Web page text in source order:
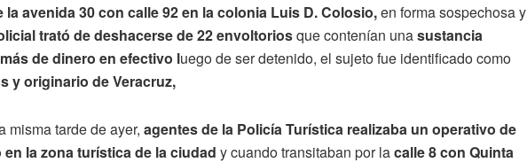
avenida 30 con calle 92 en la colonia Luis D. Colosio,en forma sospechosa y
trató de deshacerse de 22 envoltoriosque contenían unasustancia
de dinero en efectivo luego de ser detenido, el sujeto fue identificado como
y originario de Veracruz,
misma tarde de ayer, agentes de la Policía Turística realizaba un operativo de
la zona turística de la ciudad y cuando transitaban por lacalle 8 con Quinta